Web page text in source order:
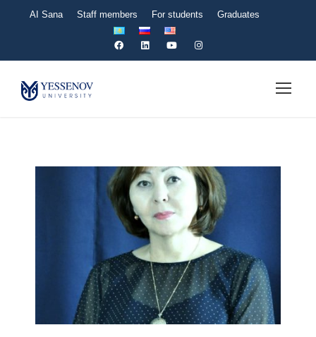
AI Sana Staff members For students Graduates